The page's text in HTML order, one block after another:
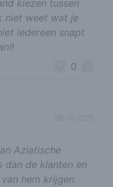
kiezen tussen
niet weet wat je
iedereen snapt
0
Aziatische
de klanten en
hem krijgen